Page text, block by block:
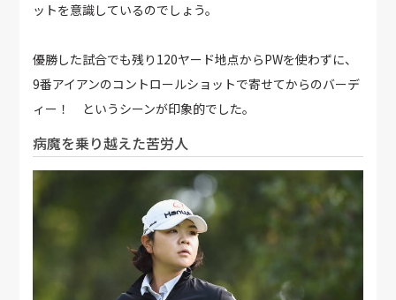
ットを意識しているのでしょう。
優勝した試合でも残り120ヤード地点からPWを使わずに、
9番アイアンのコントロールショットで寄せてからのバーデ
ィー！ というシーンが印象的でした。
病魔を乗り越えた苦労人